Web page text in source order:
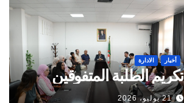
أخبار الادارة
تكريم الطلبة المتفوقين
21 يوليو، 2026